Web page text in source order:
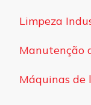
Limpeza
Manutenção
Máquinas de